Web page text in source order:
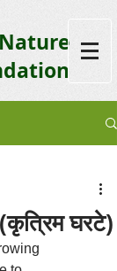
घरटे)